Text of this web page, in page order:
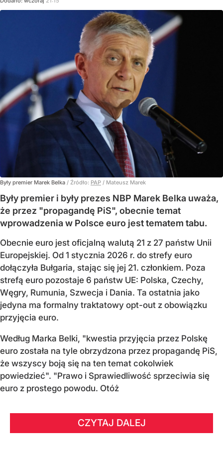
Były premier Marek Belka / Źródło: PAP / Mateusz Marek
Były premier i były prezes NBP Marek Belka uważa,
że przez "propagandę PiS", obecnie temat
wprowadzenia w Polsce euro jest tematem tabu.
Obecnie euro jest oficjalną walutą 21 z 27 państw Unii
Europejskiej. Od 1 stycznia 2026 r. do strefy euro
dołączyła Bułgaria, stając się jej 21. członkiem. Poza
strefą euro pozostaje 6 państw UE: Polska, Czechy,
Węgry, Rumunia, Szwecja i Dania. Ta ostatnia jako
jedyna ma formalny traktatowy opt-out z obowiązku
przyjęcia euro.
Według Marka Belki, "kwestia przyjęcia przez Polskę
euro została na tyle obrzydzona przez propagandę PiS,
że wszyscy boją się na ten temat cokolwiek
powiedzieć". "Prawo i Sprawiedliwość sprzeciwia się
euro z prostego powodu. Otóż
CZYTAJ DALEJ